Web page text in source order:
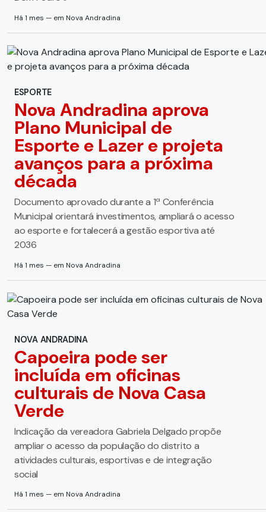
Há 1 mes — em Nova Andradina
ESPORTE
Nova Andradina aprova
Plano Municipal de
Esporte e Lazer e projeta
avanços para a próxima
década
Documento aprovado durante a 1ª Conferência
Municipal orientará investimentos, ampliará o acesso
ao esporte e fortalecerá a gestão esportiva até
2036
Há 1 mes — em Nova Andradina
NOVA ANDRADINA
Capoeira pode ser
incluída em oficinas
culturais de Nova Casa
Verde
Indicação da vereadora Gabriela Delgado propõe
ampliar o acesso da população do distrito a
atividades culturais, esportivas e de integração
social
Há 1 mes — em Nova Andradina